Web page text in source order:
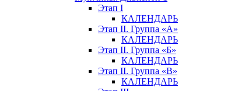
Этап I
КАЛЕНДАРЬ
Этап II. Группа «А»
КАЛЕНДАРЬ
Этап II. Группа «Б»
КАЛЕНДАРЬ
Этап II. Группа «В»
КАЛЕНДАРЬ